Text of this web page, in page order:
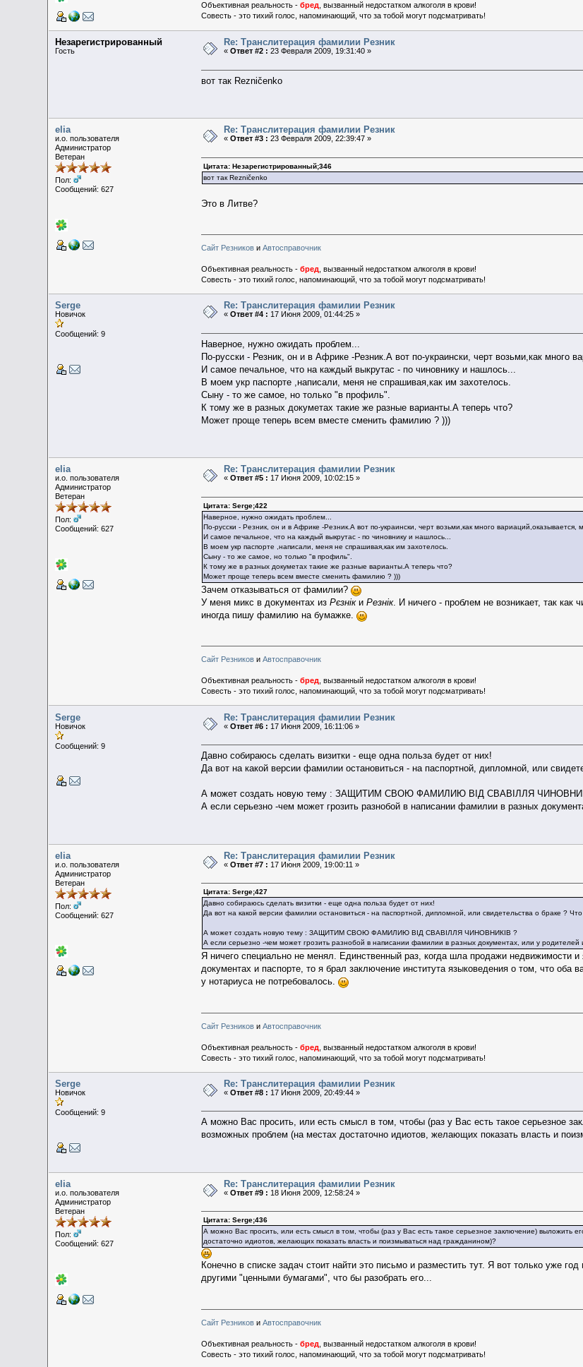
Объективная реальность - бред , вызванный недостатком алкоголя в крови!
Совесть - это тихий голос, напоминающий, что за тобой могут подсматривать!
Незарегистрированный
Гость
Re: Транслитерация фамилии Резник
«Ответ #2 : 23 Февраля 2009, 19:31:40 »
вот так Rezničenko
elia
и.о. пользователя
Администратор
Ветеран
Пол:
Сообщений: 627
Re: Транслитерация фамилии Резник
«Ответ #3 : 23 Февраля 2009, 22:39:47 »
Цитата: Незарегистрированный;346
вот так Rezničenko
Это в Литве?
Сайт Резникови Автосправочник
Объективная реальность - бред , вызванный недостатком алкоголя в крови!
Совесть - это тихий голос, напоминающий, что за тобой могут подсматривать!
Serge
Новичок
Сообщений: 9
Re: Транслитерация фамилии Резник
«Ответ #4 : 17 Июня 2009, 01:44:25 »
Наверное, нужно ожидать проблем...
По-русски - Резник, он и в Африке -Резник.А вот по-украински, черт возьми,как много
И самое печальное, что на каждый выкрутас - по чиновнику и нашлось...
В моем укр паспорте ,написали, меня не спрашивая,как им захотелось.
Сыну - то же самое, но только "в профиль".
К тому же в разных докуметах такие же разные варианты.А теперь что?
Может проще теперь всем вместе сменить фамилию ? )))
elia
и.о. пользователя
Администратор
Ветеран
Пол:
Сообщений: 627
Re: Транслитерация фамилии Резник
«Ответ #5 : 17 Июня 2009, 10:02:15 »
Цитата: Serge;422
Наверное, нужно ожидать проблем...
По-русски - Резник, он и в Африке -Резник.А вот по-украински, черт возьми,как много вариаций,оказывается,
И самое печальное, что на каждый выкрутас - по чиновнику и нашлось...
В моем укр паспорте ,написали, меня не спрашивая,как им захотелось.
Сыну - то же самое, но только "в профиль".
К тому же в разных докуметах такие же разные варианты.А теперь что?
Может проще теперь всем вместе сменить фамилию ? )))
Зачем отказываться от фамилии?
У меня микс в документах из Рєзніки Резнік. И ничего - проблем не возникает, так
иногда пишу фамилию на бумажке.
Сайт Резникови Автосправочник
Объективная реальность - бред, вызванный недостатком алкоголя в крови!
Совесть - это тихий голос, напоминающий, что за тобой могут подсматривать!
Serge
Новичок
Сообщений: 9
Re: Транслитерация фамилии Резник
«Ответ #6 : 17 Июня 2009, 16:11:06 »
Давно собираюсь сделать визитки - еще одна польза будет от них!
Да вот на какой версии фамилии остановиться - на паспортной, дипломной, или
А может создать новую тему : ЗАЩИТИМ СВОЮ ФАМИЛИЮ ВІД СВАВІЛЛЯ
А если серьезно -чем может грозить разнобой в написании фамилии в разных
elia
и.о. пользователя
Администратор
Ветеран
Пол:
Сообщений: 627
Re: Транслитерация фамилии Резник
«Ответ #7 : 17 Июня 2009, 19:00:11 »
Цитата: Serge;427
Давно собираюсь сделать визитки - еще одна польза будет от них!
Да вот на какой версии фамилии остановиться - на паспортной, дипломной, или свидетельства о браке ?
А может создать новую тему : ЗАЩИТИМ СВОЮ ФАМИЛИЮ ВІД СВАВІЛЛЯ ЧИНОВНИКІВ ?
А если серьезно -чем может грозить разнобой в написании фамилии в разных документах, или у
Я ничего специально не менял. Единственный раз, когда шла продажи недвижимости
документах и паспорте, то я брал заключение института языковедения о том, что
у нотариуса не потребовалось.
Сайт Резникови Автосправочник
Объективная реальность - бред , вызванный недостатком алкоголя в крови!
Совесть - это тихий голос, напоминающий, что за тобой могут подсматривать!
Serge
Новичок
Сообщений: 9
Re: Транслитерация фамилии Резник
«Ответ #8 : 17 Июня 2009, 20:49:44 »
А можно Вас просить, или есть смысл в том, чтобы (раз у Вас есть такое серьезное
возможных проблем (на местах достаточно идиотов, желающих показать власть и
elia
и.о. пользователя
Администратор
Ветеран
Пол:
Сообщений: 627
Re: Транслитерация фамилии Резник
«Ответ #9 : 18 Июня 2009, 12:58:24 »
Цитата: Serge;436
А можно Вас просить, или есть смысл в том, чтобы (раз у Вас есть такое серьезное заключение) выложить
достаточно идиотов, желающих показать власть и поизмываться над гражданином)?
Конечно в списке задач стоит найти это письмо и разместить тут. Я вот только уже
другими "ценными бумагами", что бы разобрать его...
Сайт Резникови Автосправочник
Объективная реальность - бред , вызванный недостатком алкоголя в крови!
Совесть - это тихий голос, напоминающий, что за тобой могут подсматривать!